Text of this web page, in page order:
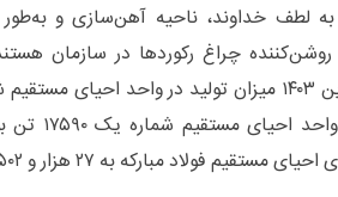
لطف خداوند، ناحیه آهن‌سازی و
چراغ رکورد‌ها در سازمان
میزان
فولاد مبارکه به ۲۷ هزار و ۵۰۲ تن افزایش یافت.